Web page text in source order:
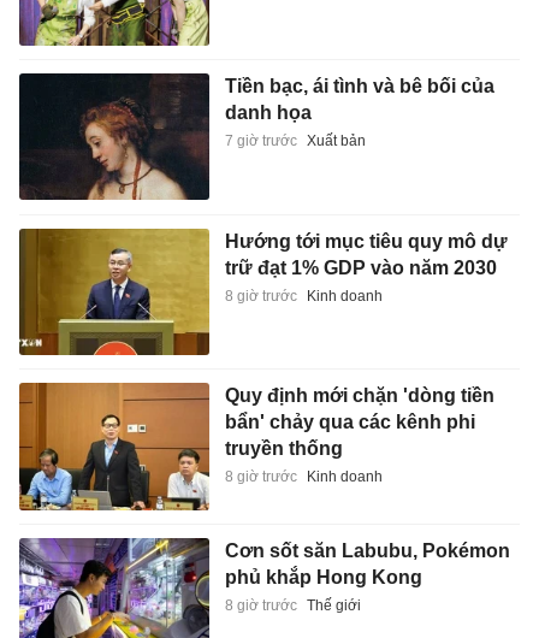
Tiền bạc, ái tình và bê bối của
danh họa
7 giờ trước Xuất bản
Hướng tới mục tiêu quy mô dự
trữ đạt 1% GDP vào năm 2030
8 giờ trước Kinh doanh
Quy định mới chặn 'dòng tiền
bẩn' chảy qua các kênh phi
truyền thống
8 giờ trước Kinh doanh
Cơn sốt săn Labubu, Pokémon
phủ khắp Hong Kong
8 giờ trước Thế giới